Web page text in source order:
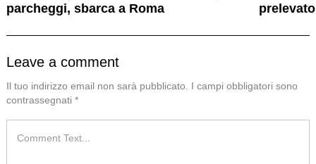
parcheggi, sbarca a Roma
Leave a comment
Il tuo indirizzo email non sarà pubblicato.
I campi obbligatori sono
contrassegnati *